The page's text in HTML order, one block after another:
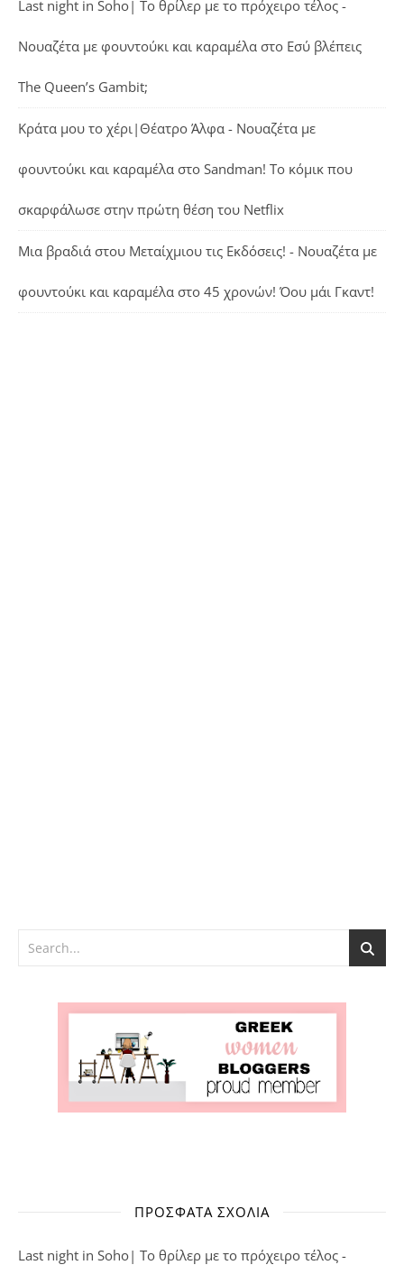
Last night in Soho| Το θρίλερ με το πρόχειρο τέλος -
Νουαζέτα με φουντούκι και καραμέλα στο Εσύ βλέπεις
The Queen’s Gambit;
Κράτα μου το χέρι|Θέατρο Άλφα - Νουαζέτα με
φουντούκι και καραμέλα στο Sandman! Το κόμικ που
σκαρφάλωσε στην πρώτη θέση του Netflix
Μια βραδιά στου Μεταίχμιου τις Εκδόσεις! - Νουαζέτα με
φουντούκι και καραμέλα στο 45 χρονών! Όου μάι Γκαντ!
ΠΡΌΣΦΑΤΑ ΣΧΌΛΙΑ
Last night in Soho| Το θρίλερ με το πρόχειρο τέλος -